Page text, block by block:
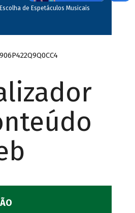
de Espetáculos Musicais